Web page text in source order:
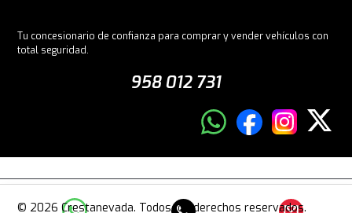
Tu concesionario de confianza para comprar y vender vehículos con
total seguridad.
958 012 731
© 2026 Crestanevada. Todos los derechos reservados.